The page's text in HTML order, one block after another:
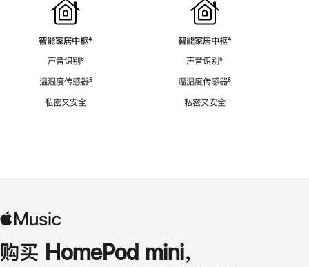
智能家居中枢脚
⁴
声音识别脚
⁵
温湿度传感器脚
⁶
私密又安全
智能家居中枢脚
⁴
声音识别脚
⁵
温湿度传感器脚
⁶
私密又安全
购买 HomePod mini，